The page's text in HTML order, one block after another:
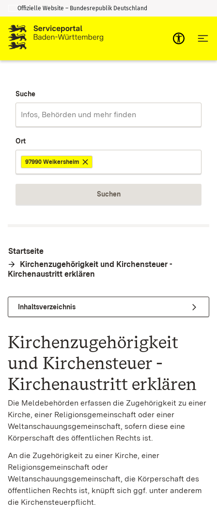
Zum Inhalt springen
Zur Suche springen
Offizielle Website – Bundesrepublik Deutschland
Suche
Ort
97990 Weikersheim
Suchen
Startseite
Kirchenzugehörigkeit und Kirchensteuer -
Kirchenaustritt erklären
Inhaltsverzeichnis
Kirchenzugehörigkeit
und Kirchensteuer -
Kirchenaustritt erklären
Die Meldebehörden erfassen die Zugehörigkeit zu einer
Kirche, einer Religionsgemeinschaft oder einer
Weltanschauungsgemeinschaft, sofern diese eine
Körperschaft des öffentlichen Rechts ist.
An die Zugehörigkeit zu einer Kirche, einer
Religionsgemeinschaft oder
Weltanschauungsgemeinschaft, die Körperschaft des
öffentlichen Rechts ist, knüpft sich ggf. unter anderem
die Kirchensteuerpflicht.